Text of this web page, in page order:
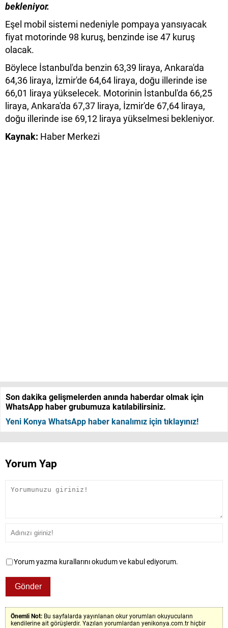
bekleniyor.
Eşel mobil sistemi nedeniyle pompaya yansıyacak
fiyat motorinde 98 kuruş, benzinde ise 47 kuruş
olacak.
Böylece İstanbul'da benzin 63,39 liraya, Ankara'da
64,36 liraya, İzmir'de 64,64 liraya, doğu illerinde ise
66,01 liraya yükselecek. Motorinin İstanbul'da 66,25
liraya, Ankara'da 67,37 liraya, İzmir'de 67,64 liraya,
doğu illerinde ise 69,12 liraya yükselmesi bekleniyor.
Kaynak: Haber Merkezi
Son dakika gelişmelerden anında haberdar olmak için
WhatsApp haber grubumuza katılabilirsiniz.
Yeni Konya WhatsApp haber kanalımız için tıklayınız!
Yorum Yap
Yorum yazma kurallarını okudum ve kabul ediyorum.
Önemli Not: Bu sayfalarda yayınlanan okur yorumları okuyucuların
kendilerine ait görüşlerdir. Yazılan yorumlardan yenikonya.com.tr hiçbir